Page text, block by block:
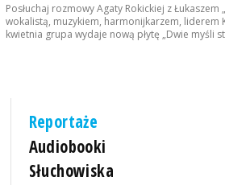
Posłuchaj rozmowy Agaty Rokickiej z Łukaszem
wokalistą, muzykiem, harmonijkarzem, liderem
kwietnia grupa wydaje nową płytę „Dwie myśli
Reportaże
Audiobooki
Słuchowiska